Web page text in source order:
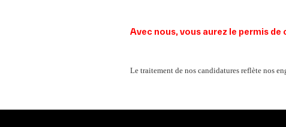
Avec nous, vous aurez le permis
Le traitement de nos candidatures reflète nos